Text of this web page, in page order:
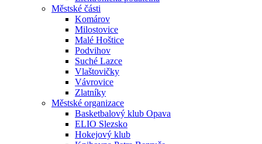
Městské části
Komárov
Milostovice
Malé Hoštice
Podvihov
Suché Lazce
Vlaštovičky
Vávrovice
Zlatníky
Městské organizace
Basketbalový klub Opava
ELIO Slezsko
Hokejový klub